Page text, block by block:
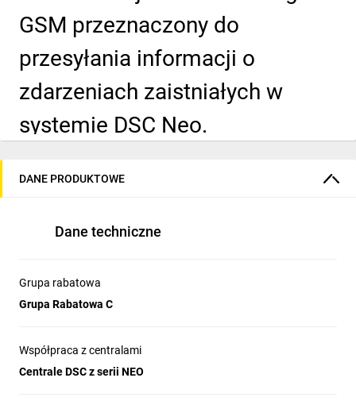
GSM przeznaczony do
przesyłania informacji o
zdarzeniach zaistniałych w
systemie DSC Neo.
możliwość kodowania transmisji kluczem 128-bitowym AES i
Sygnalizacja siły sygnału oraz awarii diodyami LED,
Pobór prądu: min. 90 mA (stan czuwania), maks. 400 mA
(podczas generowania sygnału).
DANE PRODUKTOWE
Dane techniczne
Grupa rabatowa
Grupa Rabatowa C
Współpraca z centralami
Centrale DSC z serii NEO